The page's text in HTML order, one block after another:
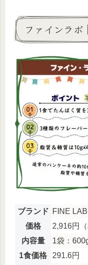
ファインラボ
ブランド FINE
価格
2,916円（
内容量
1袋：
1食価格
291.6円